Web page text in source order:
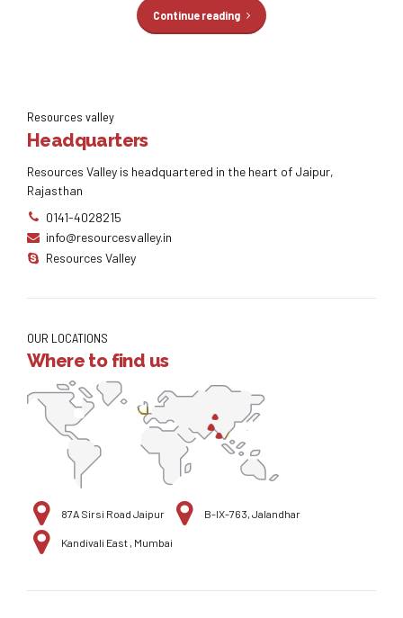
Continue reading
Resources valley
Headquarters
Resources Valley is headquartered in the heart of Jaipur,
Rajasthan
0141-4028215
info@resourcesvalley.in
Resources Valley
OUR LOCATIONS
Where to find us
87A Sirsi Road Jaipur B-IX-763, Jalandhar
Kandivali East , Mumbai